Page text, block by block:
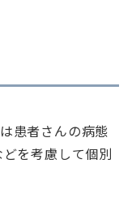
患者さんの病態
を考慮して個別